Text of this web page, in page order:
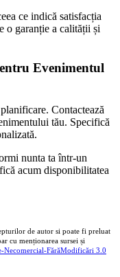
ce indică satisfacția
o garanție a calității și
Evenimentul
Contactează
tău. Specifică
nunta ta într-un
acum disponibilitatea
de autor si poate fi preluat
cu menționarea sursei și
Necomercial-FărăModificări 3.0